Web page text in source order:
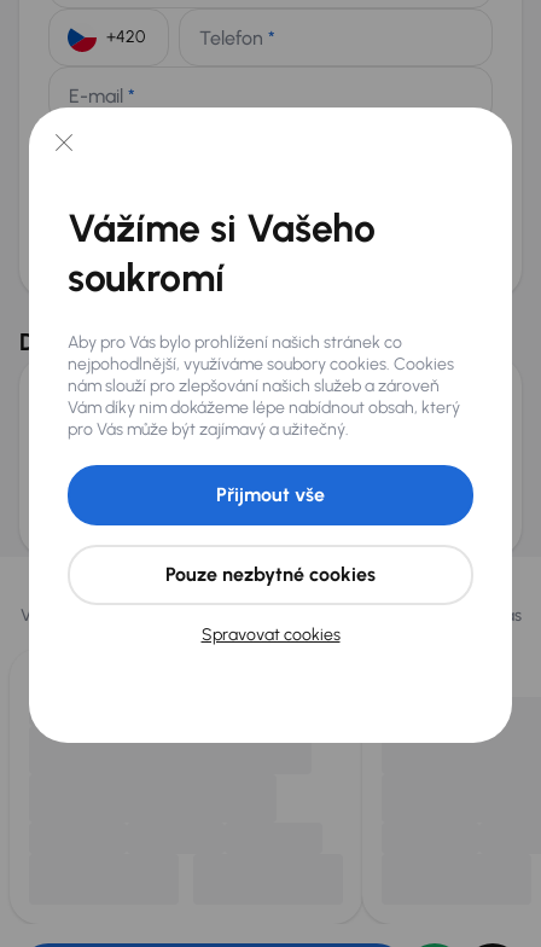
Telefon *
E-mail *
AURES Holdings a.s., se sídlem Dopraváků 874/15, Čimice, 184 00 Praha 8 bude
uchovávat a zpracovávat vaše osobní údaje v souladu se zásadami ochrany a
osobních údajů
Doporučené vozy z dalších trhů
Peugeot 508
2023 Automat Diesel 1.5 BlueHDi
Servisní knížka 1.5 BlueHDi
Měsíční splátka
od 3 703 Kč
Akční cena
415 700 Kč
Vybrali jsme pro vás
Vybíráme pro vás ty
z naší nabídky. Každý den pro vás
vykoupíme až 400 vozů
Vážíme si Vašeho
soukromí
Aby pro Vás bylo prohlížení našich stránek co
nejpohodlnější, využíváme soubory cookies. Cookies
nám slouží pro zlepšování našich služeb a zároveň
Vám díky nim dokážeme lépe nabídnout obsah, který
pro Vás může být zajímavý a užitečný.
Spravovat cookies
Pouze nezbytné cookies
Přijmout vše